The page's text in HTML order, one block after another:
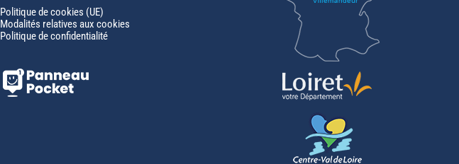
Politique de cookies (UE)
Modalités relatives aux cookies
Politique de confidentialité